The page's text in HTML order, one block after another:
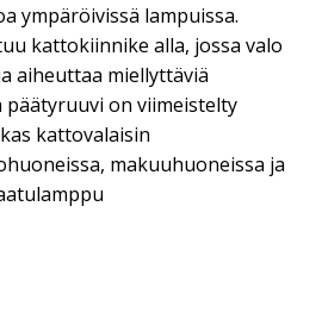
ympäröivissä lampuissa.
kattokiinnike alla, jossa valo
aiheuttaa miellyttäviä
päätyruuvi on viimeistelty
kattovalaisin
makuuhuoneissa ja